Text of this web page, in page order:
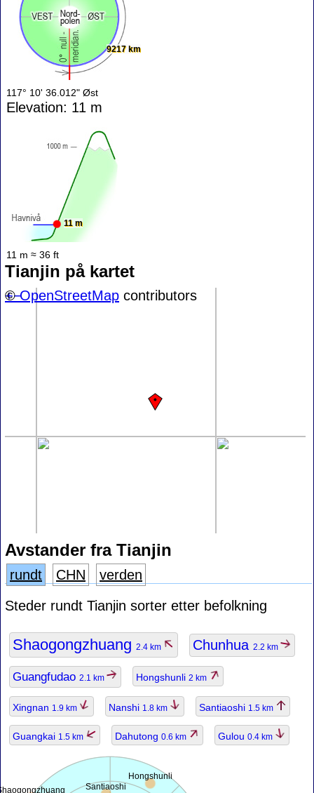
9217 km
117° 10' 36.012" Øst
Elevation: 11 m
11 m
11 m ≈ 36 ft
Tianjin på kartet
+−
©OpenStreetMap contributors
Avstander fra Tianjin
rundt CHN
verden
Steder rundt Tianjin sorter etter befolkning
Shaogongzhuang 2.4 km Chunhua 2.2 km
Guangfudao 2.1 km Hongshunli 2 km
Xingnan 1.9 km Nanshi 1.8 km Santiaoshi 1.5 km
Guangkai 1.5 km Dahutong 0.6 km Gulou 0.4 km
Hongshunli
Santiaoshi